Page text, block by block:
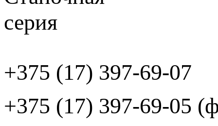
+375 (17) 397-69-07
+375 (17) 397-69-05